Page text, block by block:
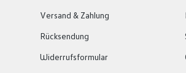
Versand & Zahlung
Rücksendung
Widerrufsformular